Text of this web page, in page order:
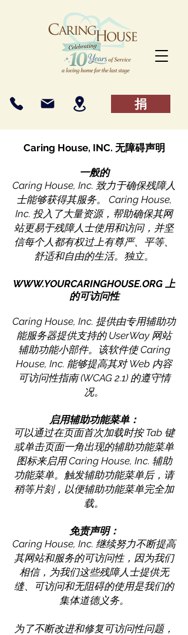
捐
Caring House, INC. 无障碍声明
一般的
Caring House, Inc. 致力于确保残障人
士能够获得其服务。 Caring House,
Inc. 投入了大量资源，帮助确保其网
站更易于残障人士使用和访问，并坚
信每个人都有权过上有尊严、平等、
舒适和自由的生活。独立。
WWW.YOURCARINGHOUSE.ORG 上
的可访问性
Caring House, Inc. 提供由专用辅助功
能服务器提供支持的 UserWay 网站
辅助功能小部件。该软件使 Caring
House, Inc. 能够提高其对 Web 内容
可访问性指南 (WCAG 2.1) 的遵守情
况。
启用辅助功能菜单：
可以通过在页面首次加载时按 Tab 键
或单击页面一角出现的辅助功能菜单
图标来启用 Caring House, Inc. 辅助
功能菜单。触发辅助功能菜单后，请
稍等片刻，以便辅助功能菜单完全加
载。
免责声明：
Caring House, Inc. 继续努力不断提高
其网站和服务的可访问性，因为我们
相信，为我们这些残障人士提供无
缝、可访问和无阻碍的使用是我们的
集体道德义务。
为了不断改进和修复可访问性问题，